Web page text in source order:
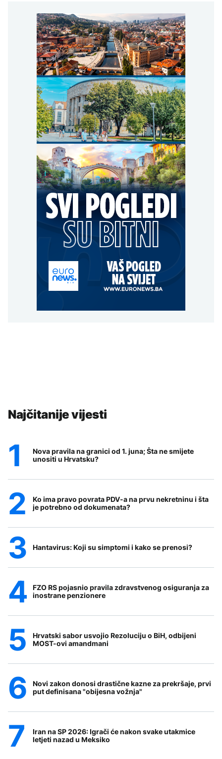
Najčitanije vijesti
Nova pravila na granici od 1. juna; Šta ne smijete
unositi u Hrvatsku?
Ko ima pravo povrata PDV-a na prvu nekretninu i šta
je potrebno od dokumenata?
Hantavirus: Koji su simptomi i kako se prenosi?
FZO RS pojasnio pravila zdravstvenog osiguranja za
inostrane penzionere
Hrvatski sabor usvojio Rezoluciju o BiH, odbijeni
MOST-ovi amandmani
Novi zakon donosi drastične kazne za prekršaje, prvi
put definisana "obijesna vožnja"
Iran na SP 2026: Igrači će nakon svake utakmice
letjeti nazad u Meksiko